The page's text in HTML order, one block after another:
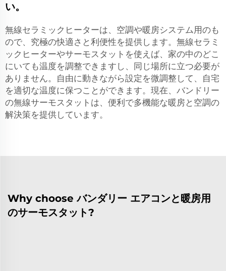
い。
無線セラミックヒーターは、空調や暖房システム用のも
ので、究極の快適さと利便性を提供します。無線セラミ
ックヒーターやサーモスタットを使えば、家の中のどこ
にいても温度を調整できますし、同じ場所に立つ必要が
ありません。自由に動きながら設定を微調整して、自宅
を適切な温度に保つことができます。現在、バンドリー
の無線サーモスタットは、便利で多機能な暖房と空調の
解決策を提供しています。
Why choose バンダリー エアコンと暖房用
のサーモスタット?